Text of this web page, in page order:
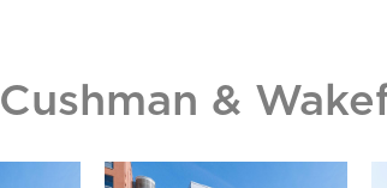
Cushman &